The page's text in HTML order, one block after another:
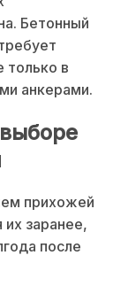
Бетонный
только в
анкерами.
прихожей
заранее,
после